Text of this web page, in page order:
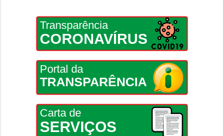
Transparência
CORONAVÍRUS
Portal da
TRANSPARÊNCIA
Carta de
SERVIÇOS